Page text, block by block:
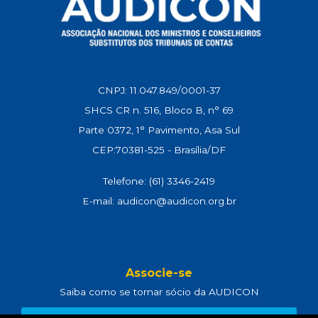
CNPJ: 11.047.849/0001-37
SHCS CR n. 516, Bloco B, n° 69
Parte 0372, 1° Pavimento, Asa Sul
CEP:70381-525 - Brasília/DF
Telefone: (61) 3346-2419
E-mail: audicon@audicon.org.br
Associe-se
Saiba como se tornar sócio da AUDICON